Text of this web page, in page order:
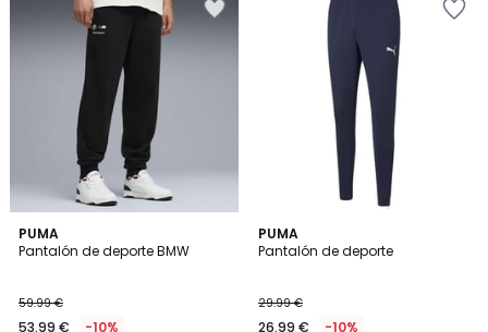
PUMA
Pantalón de deporte BMW
59.99 €
53.99 € -10%
PUMA
Pantalón de deporte
29.99 €
26.99 € -10%